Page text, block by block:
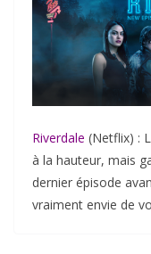
Riverdale (Netflix) :
à la hauteur, mais
dernier épisode
vraiment envie de